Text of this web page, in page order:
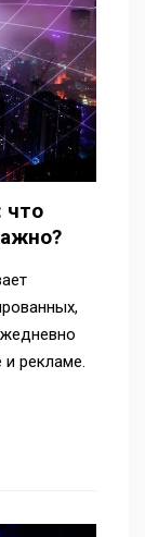
что
и рекламе.